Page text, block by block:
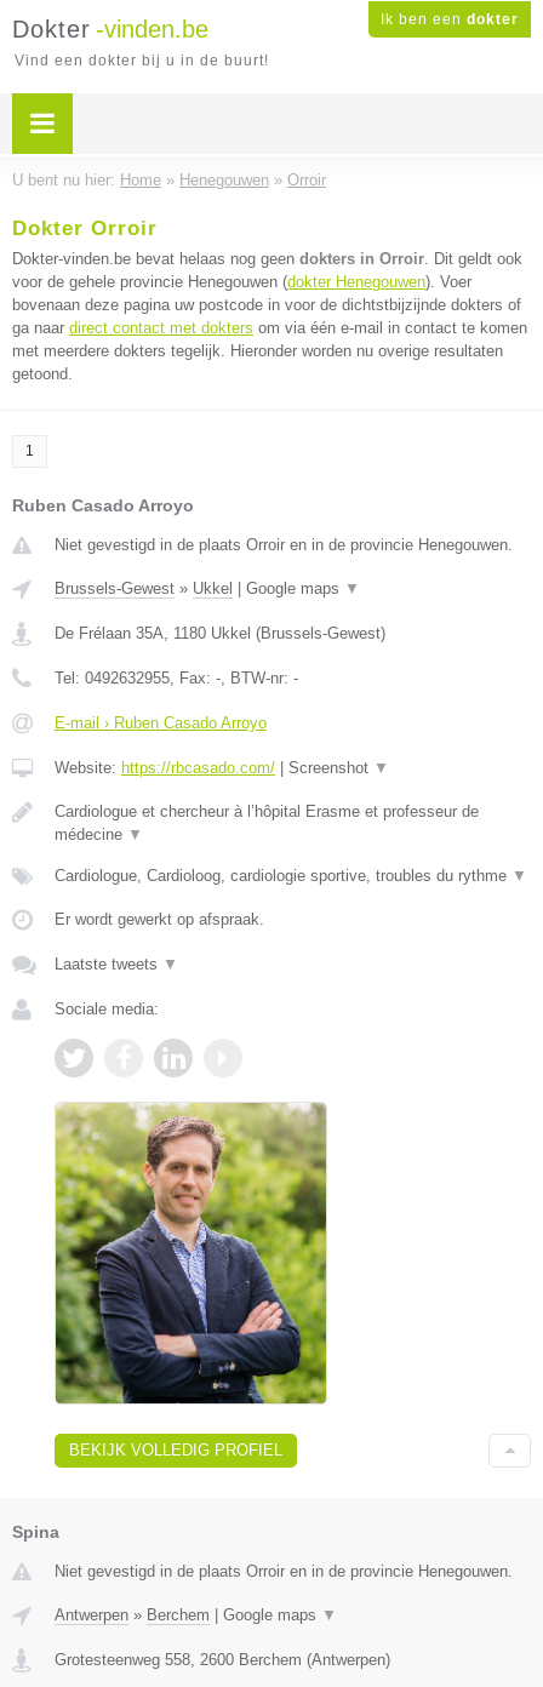
Ik ben een dokter
Dokter -vinden.be
Vind een dokter bij u in de buurt!
U bent nu hier: Home » Henegouwen » Orroir
Dokter Orroir
Dokter-vinden.be bevat helaas nog geen dokters in Orroir. Dit geldt ook
voor de gehele provincie Henegouwen (dokter Henegouwen). Voer
bovenaan deze pagina uw postcode in voor de dichtstbijzijnde dokters of
ga naar direct contact met dokters om via één e-mail in contact te komen
met meerdere dokters tegelijk. Hieronder worden nu overige resultaten
getoond.
1
Ruben Casado Arroyo
Niet gevestigd in de plaats Orroir en in de provincie Henegouwen.
Brussels-Gewest » Ukkel Google maps ▼
De Frélaan 35A, 1180 Ukkel (Brussels-Gewest)
Tel: 0492632955, Fax: -, BTW-nr: -
E-mail › Ruben Casado Arroyo
Website: https://rbcasado.com/ Screenshot ▼
Cardiologue et chercheur à l’hôpital Erasme et professeur de
médecine ▼
Cardiologue, Cardioloog, cardiologie sportive, troubles du rythme ▼
Er wordt gewerkt op afspraak.
Laatste tweets ▼
Sociale media:
BEKIJK VOLLEDIG PROFIEL
Spina
Niet gevestigd in de plaats Orroir en in de provincie Henegouwen.
Antwerpen » Berchem Google maps ▼
Grotesteenweg 558 2600 Berchem (Antwerpen)